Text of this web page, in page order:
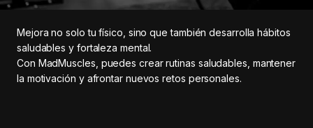
Mejora no solo tu físico, sino que también desarrolla hábitos
saludables y fortaleza mental.
Con MadMuscles, puedes crear rutinas saludables, mantener
la motivación y afrontar nuevos retos personales.